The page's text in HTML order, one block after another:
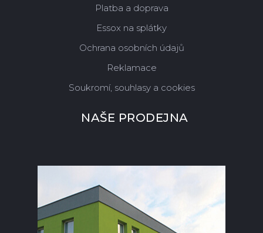
Platba a doprava
Essox na splátky
Ochrana osobních údajů
Reklamace
Soukromí, souhlasy a cookies
NAŠE PRODEJNA